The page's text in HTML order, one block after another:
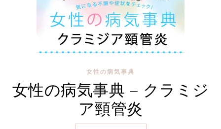
女性の病気事典
女性の病気事典 – クラミジ
ア頸管炎